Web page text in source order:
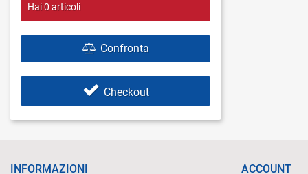
Hai0articoli
Confronta
Checkout
INFORMAZIONI ACCOUNT